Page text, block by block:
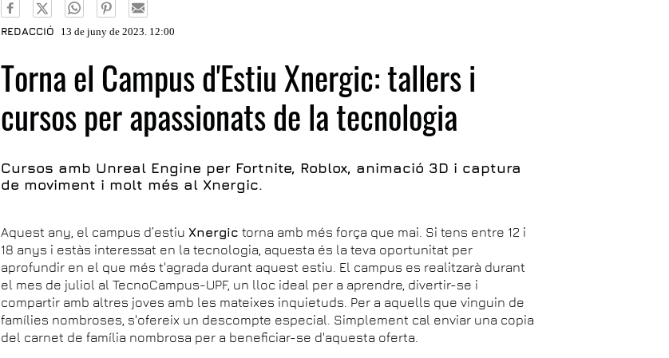
REDACCIÓ 13 de juny de 2023. 12:00
Torna el Campus d'Estiu Xnergic: tallers i
cursos per apassionats de la tecnologia
Cursos amb Unreal Engine per Fortnite, Roblox, animació 3D i captura
de moviment i molt més al Xnergic.
Aquest any, el campus d’estiu Xnergictorna amb més força que mai. Si tens entre 12 i
18 anys i estàs interessat en la tecnologia, aquesta és la teva oportunitat per
aprofundir en el que més t'agrada durant aquest estiu. El campus es realitzarà durant
el mes de juliol al TecnoCampus-UPF, un lloc ideal per a aprendre, divertir-se i
compartir amb altres joves amb les mateixes inquietuds. Per a aquells que vinguin de
famílies nombroses, s'ofereix un descompte especial. Simplement cal enviar una copia
del carnet de família nombrosa per a beneficiar-se d'aquesta oferta.